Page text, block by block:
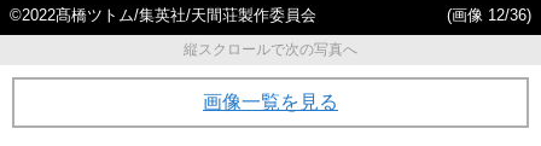
©2022髙橋ツトム/集英社/天間荘製作委員会
(画像 12/36)
縦スクロールで次の写真へ
画像一覧を見る